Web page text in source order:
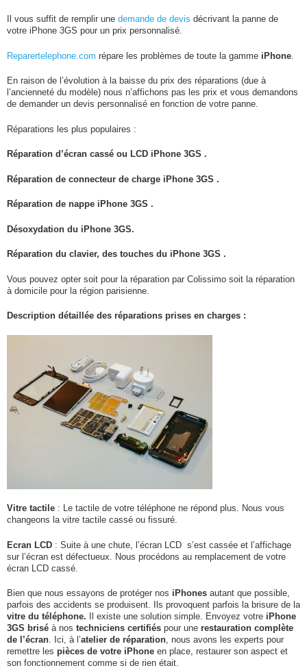
Il vous suffit de remplir une demande de devis décrivant la panne de
votre iPhone 3GS pour un prix personnalisé.
Reparertelephone.com répare les problèmes de toute la gamme iPhone
En raison de l’évolution à la baisse du prix des réparations (due à
l’ancienneté du modèle) nous n’affichons pas les prix et vous demandons
de demander un devis personnalisé en fonction de votre panne.
Réparations les plus populaires :
Réparation d’écran cassé ou LCD iPhone 3GS .
Réparation de connecteur de charge iPhone 3GS .
Réparation de nappe iPhone 3GS .
Désoxydation du iPhone 3GS.
Réparation du clavier, des touches du iPhone 3GS .
Vous pouvez opter soit pour la réparation par Colissimo soit la réparation
à domicile pour la région parisienne.
Description détaillée des réparations prises en charges :
Vitre tactile : Le tactile de votre téléphone ne répond plus. Nous vous
changeons la vitre tactile cassé ou fissuré.
Ecran LCD : Suite à une chute, l’écran LCD s’est cassée et l’affichage
sur l’écran est défectueux. Nous procédons au remplacement de votre
écran LCD cassé.
Bien que nous essayons de protéger nos iPhones autant que possible,
parfois des accidents se produisent. Ils provoquent parfois la brisure de la
vitre du téléphone. Il existe une solution simple. Envoyez votre iPhone
3GS brisé à nos techniciens certifiés pour une restauration complète
de l’écran. Ici, à l’atelier de réparation, nous avons les experts pour
remettre les pièces de votre iPhone en place, restaurer son aspect et
son fonctionnement comme si de rien était.